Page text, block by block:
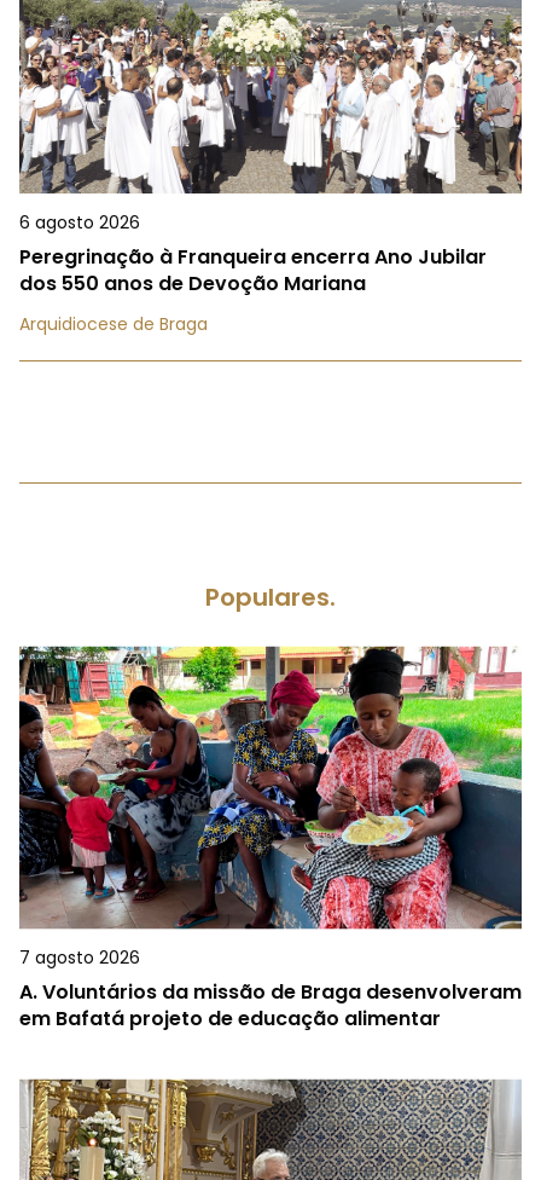
6 agosto 2026
Peregrinação à Franqueira encerra Ano Jubilar
dos 550 anos de Devoção Mariana
Arquidiocese de Braga
Populares.
7 agosto 2026
A.Voluntários da missão de Braga desenvolveram
em Bafatá projeto de educação alimentar